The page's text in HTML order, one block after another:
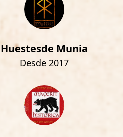
Huestesde Munia
Desde 2017